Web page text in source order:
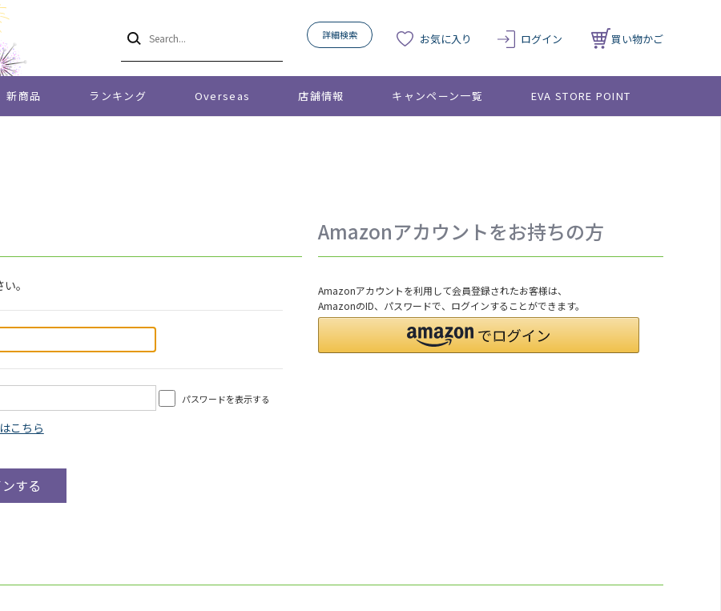
詳細検索 お気に入り ログイン 買い物かご
新商品 ランキング Overseas 店舗情報 キャンペーン一覧 EVA STORE POINT
。
パスワードを表示する
Amazonアカウントをお持ちの方
Amazonアカウントを利用して会員登録されたお客様は、
AmazonのID、パスワードで、ログインすることができます。